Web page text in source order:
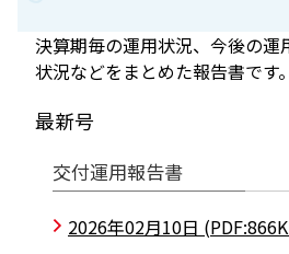
決算期毎の運用状況、今後の運
状況などをまとめた報告書です。
最新号
交付運用報告書
2026年02月10日